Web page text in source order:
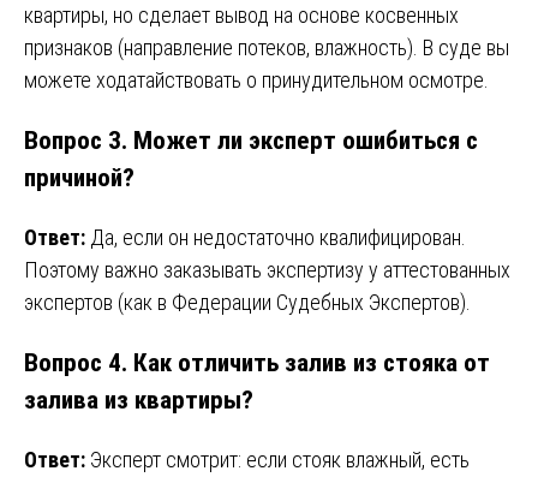
квартиры, но сделает вывод на основе косвенных
признаков (направление потеков, влажность). В суде вы
можете ходатайствовать о принудительном осмотре.
Вопрос 3. Может ли эксперт ошибиться с
причиной?
Ответ: Да, если он недостаточно квалифицирован.
Поэтому важно заказывать экспертизу у аттестованных
экспертов (как в Федерации Судебных Экспертов).
Вопрос 4. Как отличить залив из стояка от
залива из квартиры?
Ответ: Эксперт смотрит: если стояк влажный, есть